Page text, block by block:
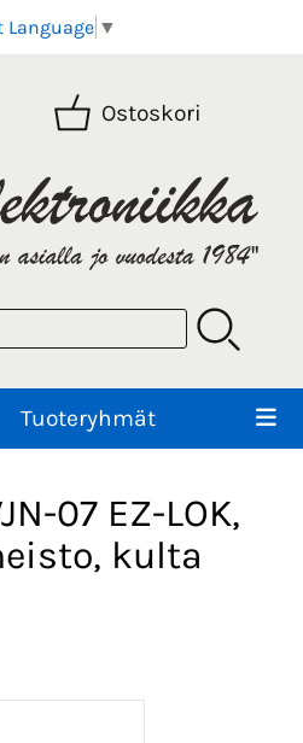
Language ▼
Ostoskori
Tuoteryhmät
07 EZ-LOK,
kulta